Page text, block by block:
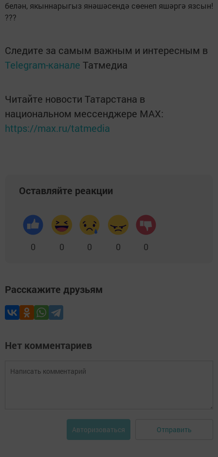
белән, якыннарыгыз янәшәсендә сөенеп яшәргә язсын!
???
Следите за самым важным и интересным в
Telegram-канале Татмедиа
Читайте новости Татарстана в
национальном мессенджере MАХ:
https://max.ru/tatmedia
Оставляйте реакции
0 0 0 0 0
Расскажите друзьям
Нет комментариев
Авторизоваться Отправить